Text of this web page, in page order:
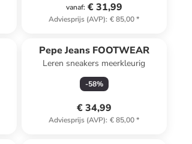
vanaf: € 31,99
Adviesprijs (AVP): € 85,00*
Pepe Jeans FOOTWEAR
Leren sneakers meerkleurig
-58%
€ 34,99
Adviesprijs (AVP): € 85,00*